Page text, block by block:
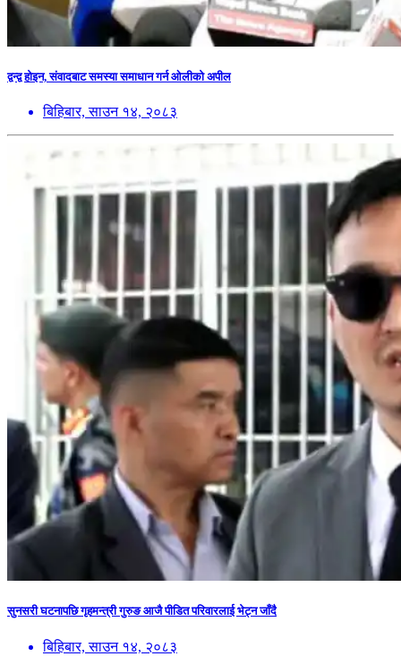
द्वन्द्व होइन, संवादबाट समस्या समाधान गर्न ओलीको अपील
बिहिबार, साउन १४, २०८३
सुनसरी घटनापछि गृहमन्त्री गुरुङ आजै पीडित परिवारलाई भेट्न जाँदै
बिहिबार, साउन १४, २०८३